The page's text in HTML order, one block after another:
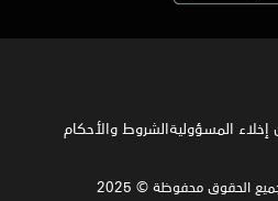
إخلاء المسؤوليةالشروط والأحكام
الحقوق محفوظة © 2025